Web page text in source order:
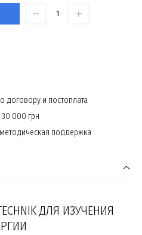
договору и постоплата
000 грн
поддержка
ДЛЯ ИЗУЧЕНИЯ